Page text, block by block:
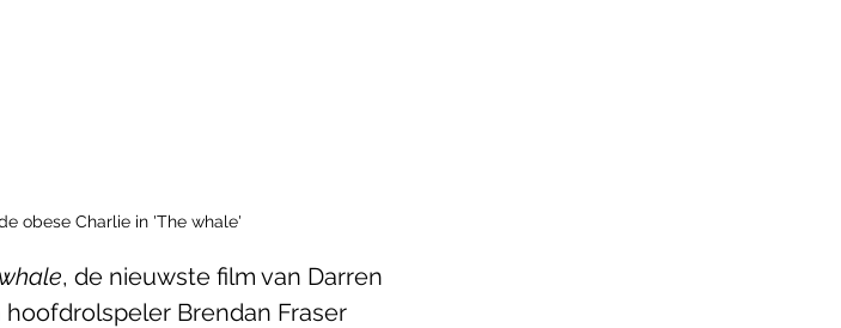
obese Charlie in 'The whale'
, de nieuwste film van Darren
Brendan Fraser